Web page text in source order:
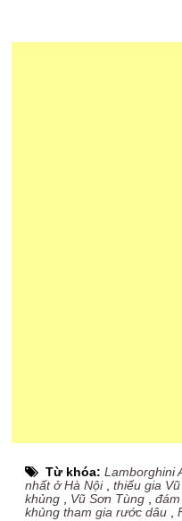
Từ khóa:Lamborghini
nhất ở Hà Nội,thiếu gia
khủng
Vũ Sơn Tùng ,
khủng tham gia rước dâu ,